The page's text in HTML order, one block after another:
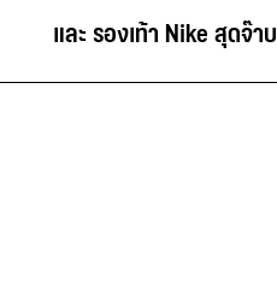
และ รองเท้า Nike สุดจ๊าบ